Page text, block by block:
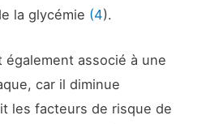
la glycémie (4).
également associé à une
car il diminue
les facteurs de risque de